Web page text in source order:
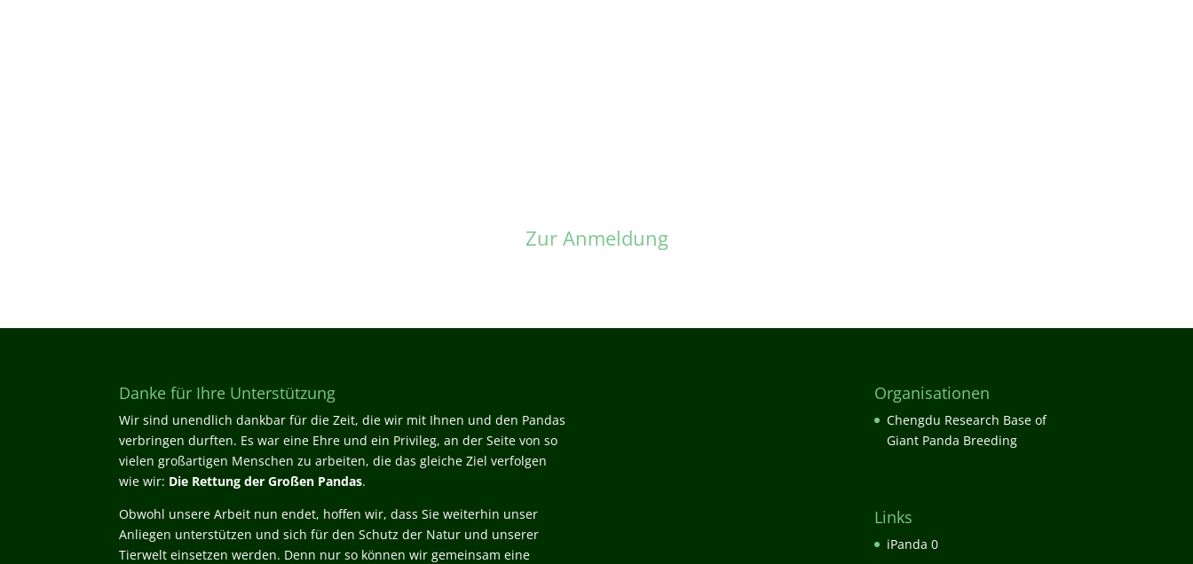
Zur Anmeldung
Danke für Ihre Unterstützung
Wir sind unendlich dankbar für die Zeit, die wir mit Ihnen und den Pandas
verbringen durften. Es war eine Ehre und ein Privileg, an der Seite von so
vielen großartigen Menschen zu arbeiten, die das gleiche Ziel verfolgen
wie wir: Die Rettung der Großen Pandas.
Obwohl unsere Arbeit nun endet, hoffen wir, dass Sie weiterhin unser
Anliegen unterstützen und sich für den Schutz der Natur und unserer
Tierwelt einsetzen werden. Denn nur so können wir gemeinsam eine
Organisationen
Chengdu Research Base of
Giant Panda Breeding
Links
iPanda 0